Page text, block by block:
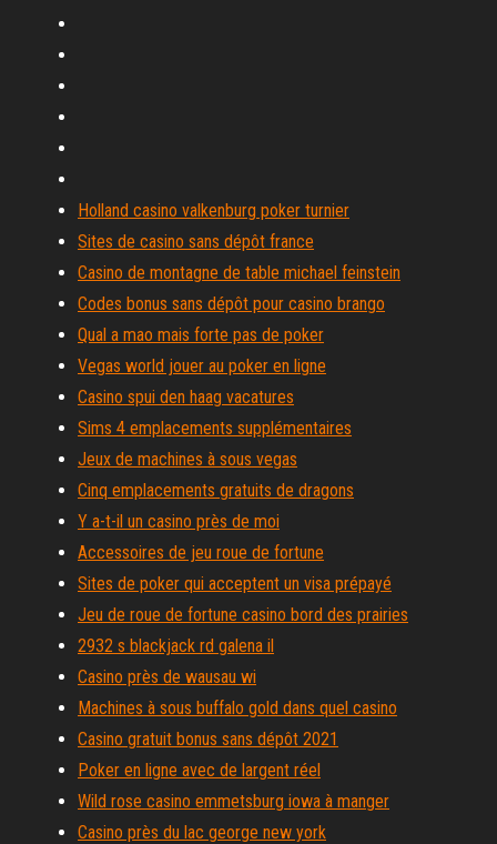
Holland casino valkenburg poker turnier
Sites de casino sans dépôt france
Casino de montagne de table michael feinstein
Codes bonus sans dépôt pour casino brango
Qual a mao mais forte pas de poker
Vegas world jouer au poker en ligne
Casino spui den haag vacatures
Sims 4 emplacements supplémentaires
Jeux de machines à sous vegas
Cinq emplacements gratuits de dragons
Y a-t-il un casino près de moi
Accessoires de jeu roue de fortune
Sites de poker qui acceptent un visa prépayé
Jeu de roue de fortune casino bord des prairies
2932 s blackjack rd galena il
Casino près de wausau wi
Machines à sous buffalo gold dans quel casino
Casino gratuit bonus sans dépôt 2021
Poker en ligne avec de largent réel
Wild rose casino emmetsburg iowa à manger
Casino près du lac george new york